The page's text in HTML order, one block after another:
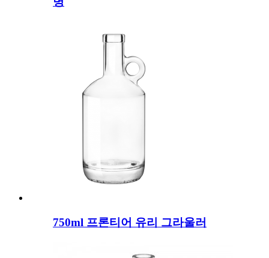
750ml 프론티어 유리 그라울러